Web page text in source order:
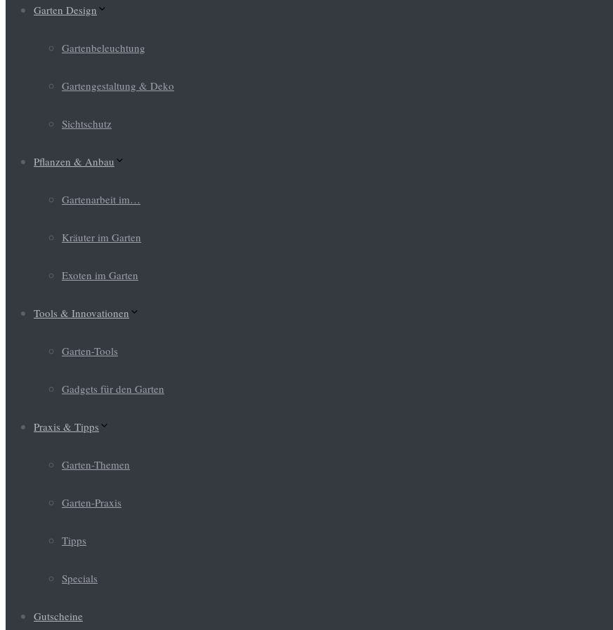
Garten Design
Gartenbeleuchtung
Gartengestaltung & Deko
Sichtschutz
Pflanzen & Anbau
Gartenarbeit im…
Kräuter im Garten
Exoten im Garten
Tools & Innovationen
Garten-Tools
Gadgets für den Garten
Praxis & Tipps
Garten-Themen
Garten-Praxis
Tipps
Specials
Gutscheine